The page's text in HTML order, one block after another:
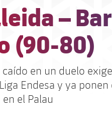
–
(90-80)
caído en un duelo
Endesa y ya
el Palau